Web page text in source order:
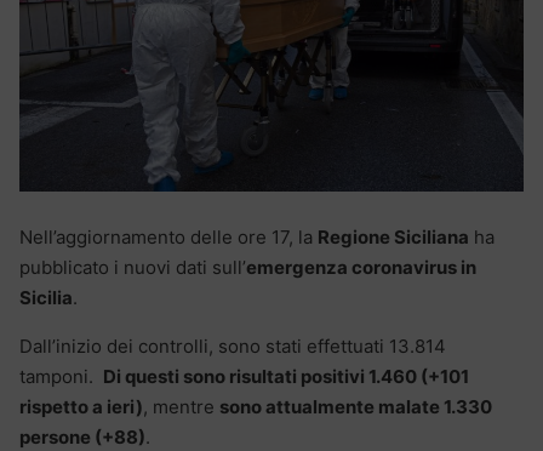
Nell’aggiornamento delle ore 17, la Regione Siciliana ha
pubblicato i nuovi dati sull’emergenza coronavirus in
Sicilia.
Dall’inizio dei controlli, sono stati effettuati 13.814
tamponi. Di questi sono risultati positivi 1.460 (+101
rispetto a ieri), mentre sono attualmente malate 1.330
persone (+88).